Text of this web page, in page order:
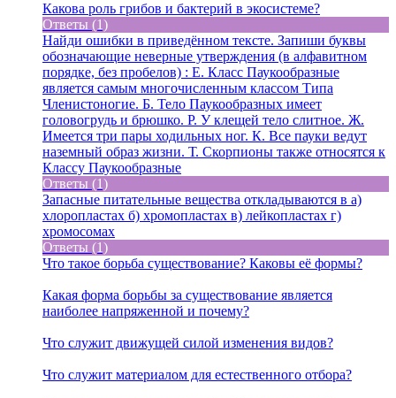
Какова роль грибов и бактерий в экосистеме?
Ответы (1)
Найди ошибки в приведённом тексте. Запиши буквы
обозначающие неверные утверждения (в алфавитном
порядке, без пробелов) : Е. Класс Паукообразные
является самым многочисленным классом Типа
Членистоногие. Б. Тело Паукообразных имеет
головогрудь и брюшко. Р. У клещей тело слитное. Ж.
Имеется три пары ходильных ног. К. Все пауки ведут
наземный образ жизни. Т. Скорпионы также относятся к
Классу Паукообразные
Ответы (1)
Запасные питательные вещества откладываются в а)
хлоропластах б) хромопластах в) лейкопластах г)
хромосомах
Ответы (1)
Что такое борьба существование? Каковы её формы?
Какая форма борьбы за существование является
наиболее напряженной и почему?
Что служит движущей силой изменения видов?
Что служит материалом для естественного отбора?